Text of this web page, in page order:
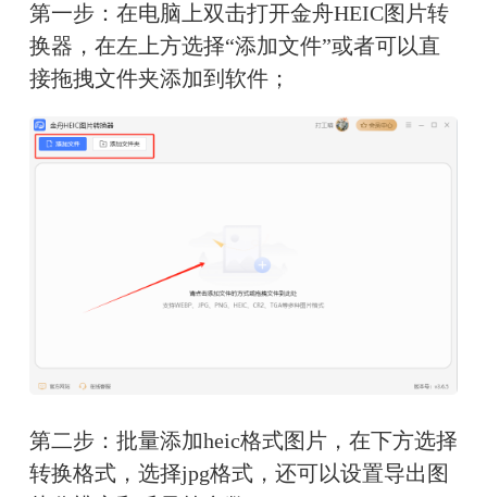
第一步：在电脑上双击打开金舟HEIC图片转
换器，在左上方选择“添加文件”或者可以直
接拖拽文件夹添加到软件；
第二步：批量添加heic格式图片，在下方选择
转换格式，选择jpg格式，还可以设置导出图